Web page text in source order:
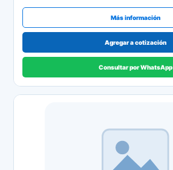
Más información
Agregar a cotización
Consultar por WhatsApp